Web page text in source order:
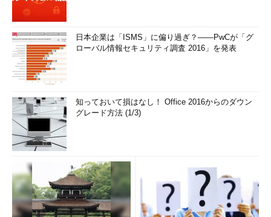
日本企業は「ISMS」に偏り過ぎ？――PwCが「グ
ローバル情報セキュリティ調査 2016」を発表
知っておいて損はなし！ Office 2016からのダウン
グレード方法 (1/3)